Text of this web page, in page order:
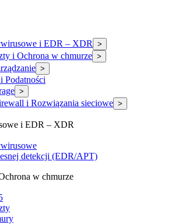
i EDR – XDR >
i Ochrona w chmurze >
>
Podatności
>
i Rozwiązania sieciowe >
i EDR – XDR
detekcji (EDR/APT)
w chmurze